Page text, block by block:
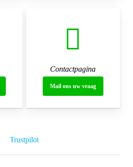
Contactpagina
Mail ons uw vraag
Trustpilot